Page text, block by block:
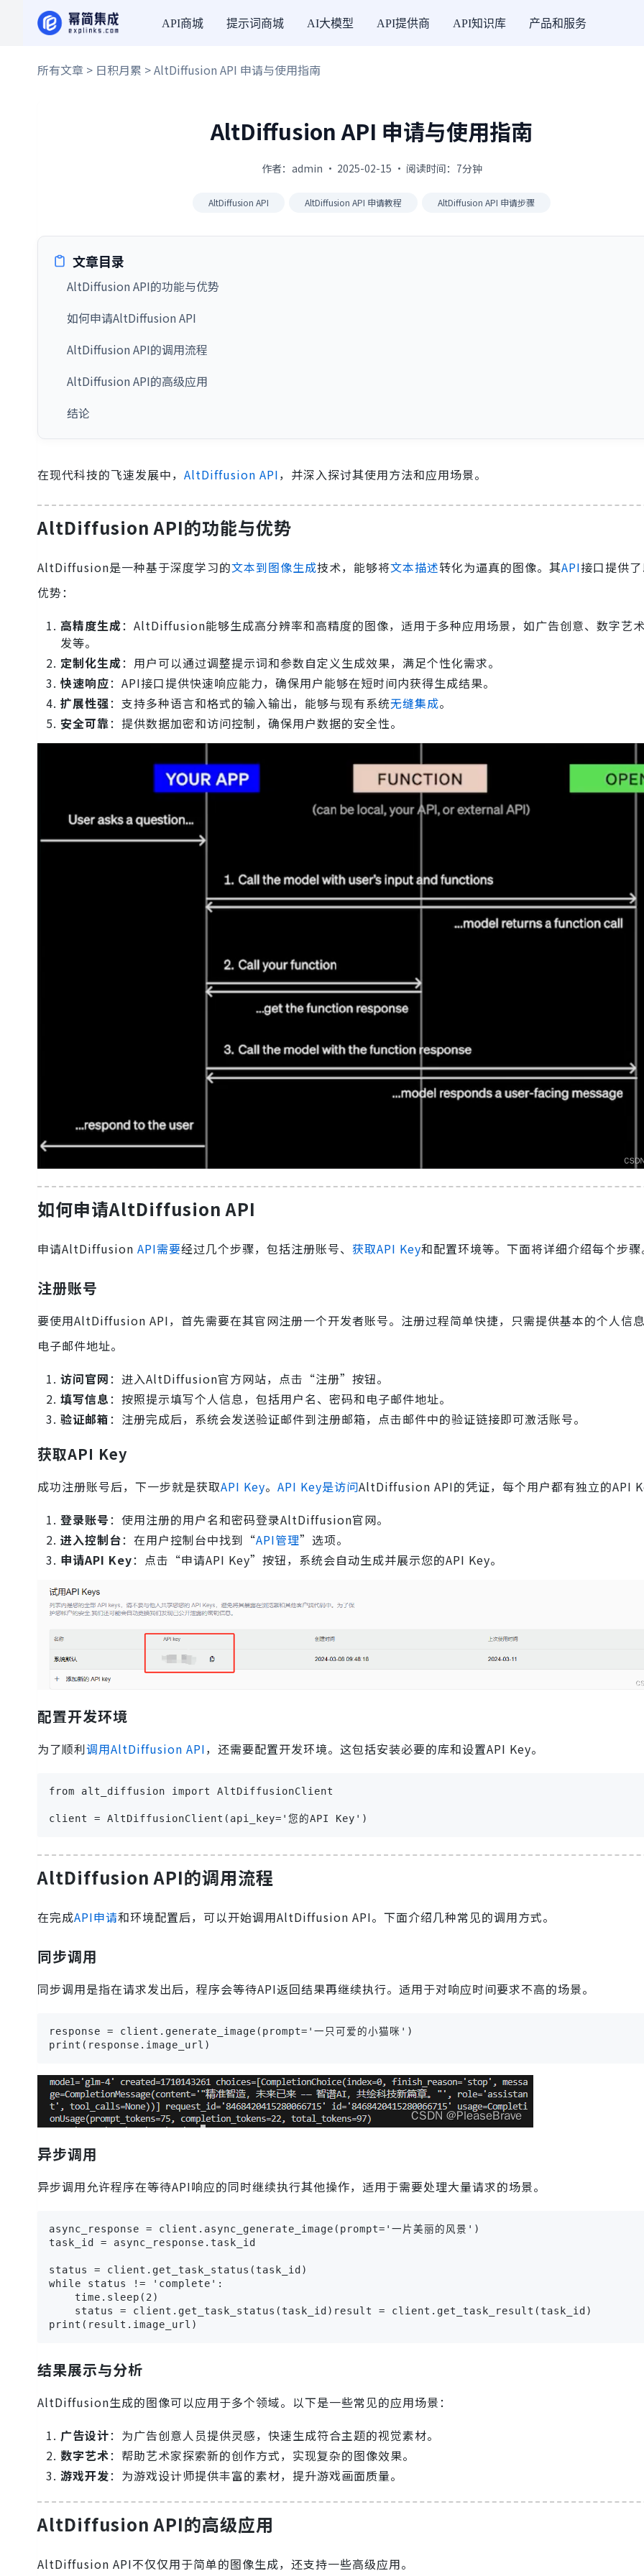
API商城 提示词商城 AI大模型 API提供商 API知识库 产品和服务
所有文章 > 日积月累 > AltDiffusion API 申请与使用指南
AltDiffusion API 申请与使用指南
作者：admin · 2025-02-15 · 阅读时间：7分钟
AltDiffusion API AltDiffusion API 申请教程 AltDiffusion API 申请步骤
文章目录
AltDiffusion API的功能与优势
如何申请AltDiffusion API
AltDiffusion API的调用流程
AltDiffusion API的高级应用
结论
在现代科技的飞速发展中， AltDiffusion API，并深入探讨其使用方法和应用场景。
AltDiffusion API的功能与优势
AltDiffusion是一种基于深度学习的文本到图像生成技术，能够将文本描述转化为逼真的图像。其API接口提供
优势：
高精度生成：AltDiffusion能够生成高分辨率和高精度的图像，适用于多种应用场景，如广告创意、数字艺
发等。
定制化生成：用户可以通过调整提示词和参数自定义生成效果，满足个性化需求。
快速响应：API接口提供快速响应能力，确保用户能够在短时间内获得生成结果。
扩展性强：支持多种语言和格式的输入输出，能够与现有系统无缝集成。
安全可靠：提供数据加密和访问控制，确保用户数据的安全性。
如何申请AltDiffusion API
申请AltDiffusion API需要经过几个步骤，包括注册账号、 获取API Key和配置环境等。下面将详细介绍每个步
注册账号
要使用AltDiffusion API，首先需要在其官网注册一个开发者账号。注册过程简单快捷，只需提供基本的个人信
电子邮件地址。
访问官网：进入AltDiffusion官方网站，点击“注册”按钮。
填写信息：按照提示填写个人信息，包括用户名、密码和电子邮件地址。
验证邮箱：注册完成后，系统会发送验证邮件到注册邮箱，点击邮件中的验证链接即可激活账号。
获取API Key
成功注册账号后，下一步就是获取API Key。 API Key是访问AltDiffusion API的凭证，每个用户都有独立的API
登录账号：使用注册的用户名和密码登录AltDiffusion官网。
进入控制台：在用户控制台中找到“API管理”选项。
申请API Key：点击“申请API Key”按钮，系统会自动生成并展示您的API Key。
配置开发环境
为了顺利调用AltDiffusion API，还需要配置开发环境。这包括安装必要的库和设置API Key。
from alt_diffusion import AltDiffusionClient
client = AltDiffusionClient(api_key='您的API Key')
AltDiffusion API的调用流程
在完成API申请和环境配置后，可以开始调用AltDiffusion API。下面介绍几种常见的调用方式。
同步调用
同步调用是指在请求发出后，程序会等待API返回结果再继续执行。适用于对响应时间要求不高的场景。
response = client.generate_image(prompt='一只可爱的小猫咪')
print(response.image_url)
异步调用
异步调用允许程序在等待API响应的同时继续执行其他操作，适用于需要处理大量请求的场景。
async_response = client.async_generate_image(prompt='一片美丽的风景')
task_id = async_response.task_id
status = client.get_task_status(task_id)
while status != 'complete':
    time.sleep(2)
    status = client.get_task_status(task_id)result = client.get_task_result(task_id)
print(result.image_url)
结果展示与分析
AltDiffusion生成的图像可以应用于多个领域。以下是一些常见的应用场景：
广告设计：为广告创意人员提供灵感，快速生成符合主题的视觉素材。
数字艺术：帮助艺术家探索新的创作方式，实现复杂的图像效果。
游戏开发：为游戏设计师提供丰富的素材，提升游戏画面质量。
AltDiffusion API的高级应用
AltDiffusion API不仅仅用于简单的图像生成，还支持一些高级应用。